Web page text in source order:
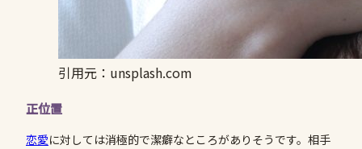
引用元：unsplash.com
正位置
恋愛に対しては消極的で潔癖なところがありそうです。相手